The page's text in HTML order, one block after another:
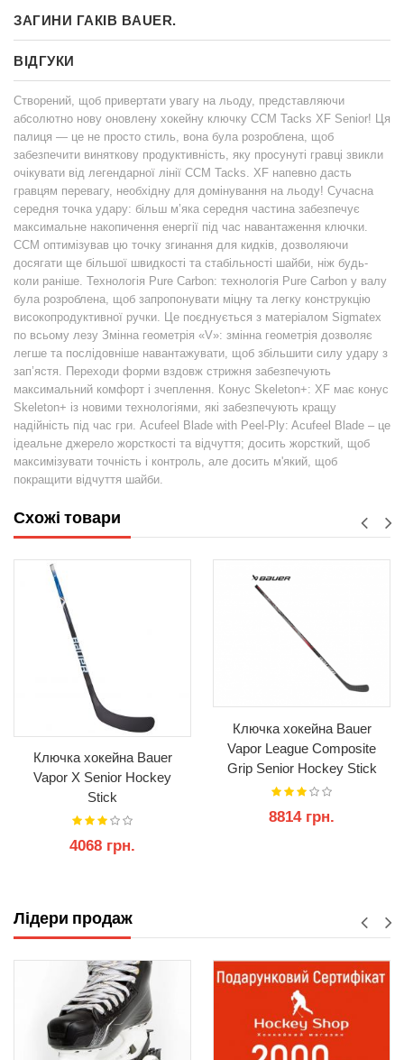
ЗАГИНИ ГАКІВ BAUER.
ВІДГУКИ
Створений, щоб привертати увагу на льоду, представляючи
абсолютно нову оновлену хокейну ключку CCM Tacks XF Senior! Ця
палиця — це не просто стиль, вона була розроблена, щоб
забезпечити виняткову продуктивність, яку просунуті гравці звикли
очікувати від легендарної лінії CCM Tacks. XF напевно дасть
гравцям перевагу, необхідну для домінування на льоду! Сучасна
середня точка удару: більш м’яка середня частина забезпечує
максимальне накопичення енергії під час навантаження ключки.
CCM оптимізував цю точку згинання для кидків, дозволяючи
досягати ще більшої швидкості та стабільності шайби, ніж будь-
коли раніше. Технологія Pure Carbon: технологія Pure Carbon у валу
була розроблена, щоб запропонувати міцну та легку конструкцію
високопродуктивної ручки. Це поєднується з матеріалом Sigmatex
по всьому лезу Змінна геометрія «V»: змінна геометрія дозволяє
легше та послідовніше навантажувати, щоб збільшити силу удару з
зап’ястя. Переходи форми вздовж стрижня забезпечують
максимальний комфорт і зчеплення. Конус Skeleton+: XF має конус
Skeleton+ із новими технологіями, які забезпечують кращу
надійність під час гри. Acufeel Blade with Peel-Ply: Acufeel Blade – це
ідеальне джерело жорсткості та відчуття; досить жорсткий, щоб
максимізувати точність і контроль, але досить м'який, щоб
покращити відчуття шайби.
Схожі товари
Ключка хокейна Bauer
Vapor X Senior Hockey
Stick
4068 грн.
Ключка хокейна Bauer
Vapor League Composite
Grip Senior Hockey Stick
2023
8814 грн.
Лідери продаж